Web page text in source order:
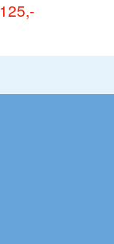
125,-